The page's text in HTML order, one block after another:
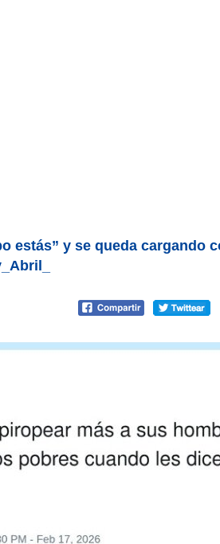
estás” y se queda cargando